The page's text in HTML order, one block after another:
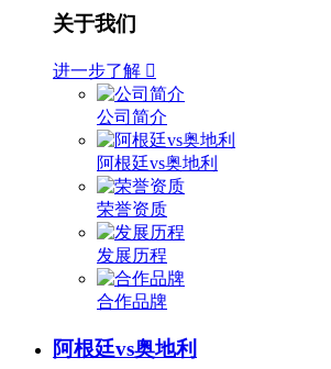
关于我们
进一步了解 
公司简介
阿根廷vs奥地利
荣誉资质
发展历程
合作品牌
阿根廷vs奥地利